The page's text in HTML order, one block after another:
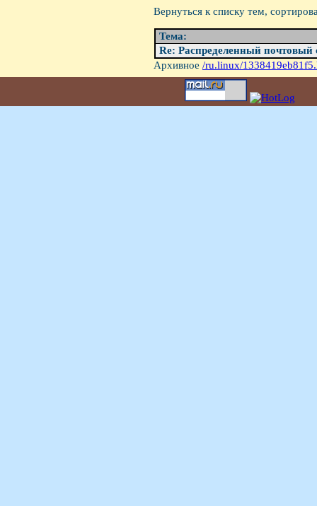
Вернуться к списку тем,
Тема:
Re: Распределенный почтовый
Архивное /ru.linux/